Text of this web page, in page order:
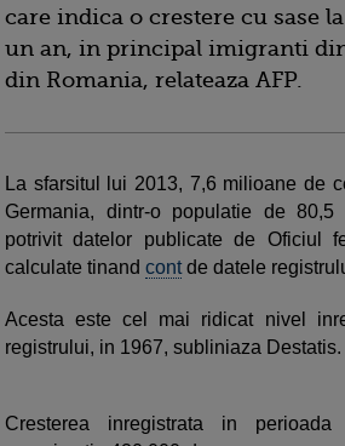
care indica o crestere cu sase
un an, in principal imigranti
din Romania, relateaza AFP.
La sfarsitul lui 2013, 7,6 milioane de
Germania, dintr-o populatie de
potrivit datelor publicate de Oficiul
calculate tinand contde datele
Acesta este cel mai ridicat nivel
registrului, in 1967, subliniaza Destatis.
Cresterea inregistrata in